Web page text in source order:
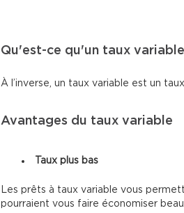
Qu'est-ce qu'un taux
À l’inverse, un taux variable est un
Avantages du taux variable
Taux plus bas
Les prêts à taux variable vous
pourraient vous faire économiser